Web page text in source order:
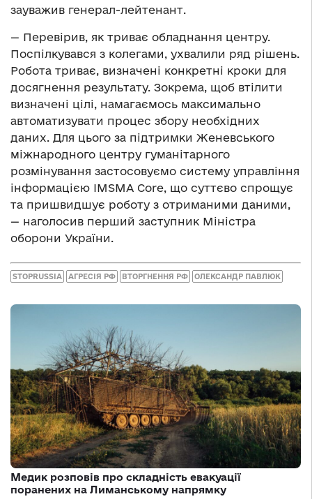
зауважив генерал-лейтенант.
— Перевірив, як триває обладнання центру.
Поспілкувався з колегами, ухвалили ряд рішень.
Робота триває, визначені конкретні кроки для
досягнення результату. Зокрема, щоб втілити
визначені цілі, намагаємось максимально
автоматизувати процес збору необхідних
даних. Для цього за підтримки Женевського
міжнародного центру гуманітарного
розмінування застосовуємо систему управління
інформацією IMSMA Core, що суттєво спрощує
та пришвидшує роботу з отриманими даними,
— наголосив перший заступник Міністра
оборони України.
STOPRUSSIA АГРЕСІЯ РФ ВТОРГНЕННЯ РФ ОЛЕКСАНДР ПАВЛЮК
Медик розповів про складність евакуації
поранених на Лиманському напрямку